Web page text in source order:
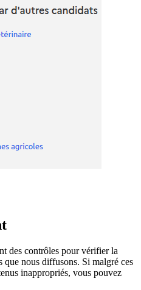
des contrôles pour vérifier la
nous diffusons. Si malgré ces
inappropriés, vous pouvez